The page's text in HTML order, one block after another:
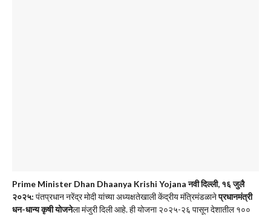
Prime Minister Dhan Dhaanya Krishi Yojana नवी दिल्ली, १६ जुलै
२०२५: पंतप्रधान नरेंद्र मोदी यांच्या अध्यक्षतेखाली केंद्रीय मंत्रिमंडळानेप्रधानमंत्री
धन-धान्य कृषी योजनेला मंजुरी दिली आहे. ही योजना २०२५-२६ पासून देशातील १००